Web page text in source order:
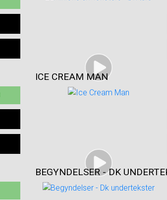
ICE CREAM MAN
BEGYNDELSER - DK